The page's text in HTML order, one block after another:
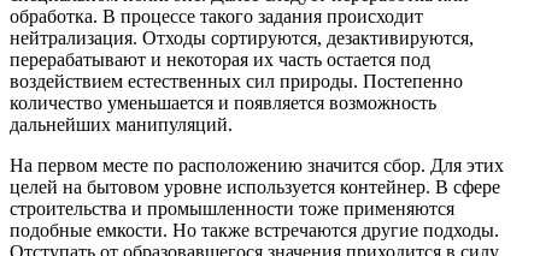
обработка. В процессе такого задания происходит
нейтрализация. Отходы сортируются, дезактивируются,
перерабатывают и некоторая их часть остается под
воздействием естественных сил природы. Постепенно
количество уменьшается и появляется возможность
дальнейших манипуляций.
На первом месте по расположению значится сбор. Для этих
целей на бытовом уровне используется контейнер. В сфере
строительства и промышленности тоже применяются
подобные емкости. Но также встречаются другие подходы.
Отступать от образовавшегося значения приходится в силу